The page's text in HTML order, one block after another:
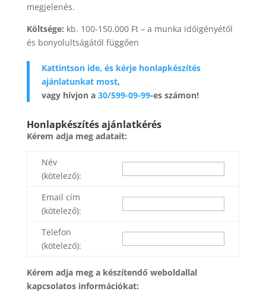
megjelenés.
Költsége: kb. 100-150.000 Ft – a munka időigényétől
és bonyolultságától függően
Kattintson ide, és kérje honlapkészítés
ajánlatunkat most,
vagy hívjon a 30/599-09-99-es számon!
Honlapkészítés ajánlatkérés
Kérem adja meg adatait:
Név
(kötelező):
Email cím
(kötelező):
Telefon
(kötelező):
Kérem adja meg a készítendő weboldallal
kapcsolatos információkat: